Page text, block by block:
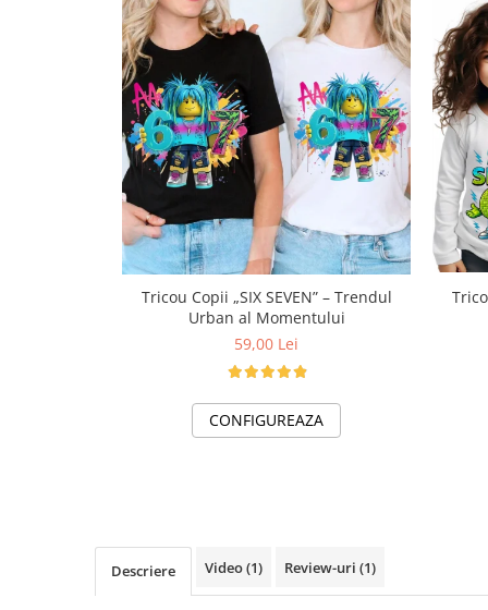
Tricou Copii „SIX SEVEN” – Trendul
Urban al Momentului
59,00 Lei
CONFIGUREAZA
Descriere Video(1) Review-uri (1)